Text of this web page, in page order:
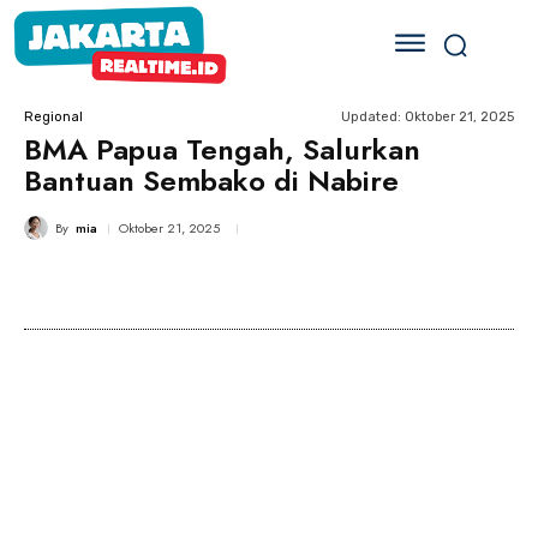
Regional Updated: Oktober 21, 2025
BMA Papua Tengah, Salurkan
Bantuan Sembako di Nabire
By mia Oktober 21, 2025